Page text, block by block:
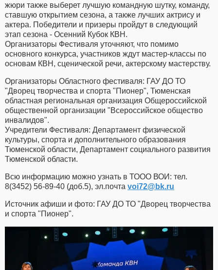
жюри также выберет лучшую командную шутку, команду,
ставшую открытием сезона, а также лучших актрису и
актера. Победители и призеры пройдут в следующий
этап сезона - Осенний Кубок КВН.
Организаторы Фестиваля уточняют, что помимо
основного конкурса, участников ждут мастер-классы по
основам КВН, сценической речи, актерскому мастерству.
Организаторы Областного фестиваля: ГАУ ДО ТО
"Дворец творчества и спорта "Пионер", Тюменская
областная региональная организация Общероссийской
общественной организации "Всероссийское общество
инвалидов".
Учредители Фестиваля: Департамент физической
культуры, спорта и дополнительного образования
Тюменской области, Департамент социального развития
Тюменской области.
Всю информацию можно узнать в ТООО ВОИ: тел.
8(3452) 56-89-40 (доб.5), эл.почта voi72​@ ​bk.ru
Источник афиши и фото: ГАУ ДО ТО "Дворец творчества
и спорта "Пионер".